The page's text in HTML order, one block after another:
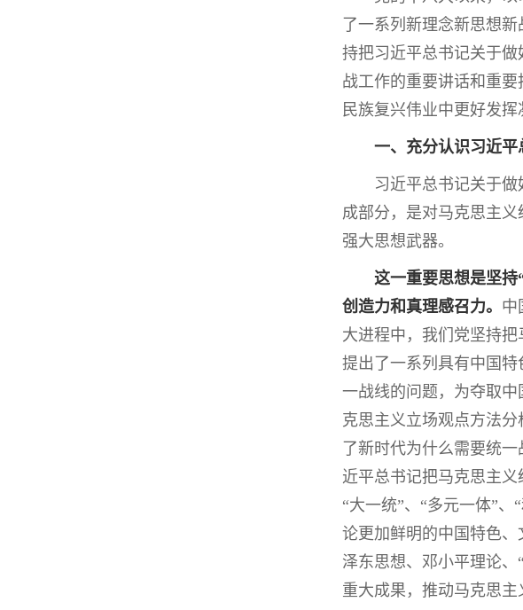
了一系列新理念新思想
持把习近平总书记关于
战工作的重要讲话和重
民族复兴伟业中更好发挥
一、充分认识习近
习近平总书记关于做好
成部分，是对马克思主
强大思想武器。
这一重要思想是坚
创造力和真理感召力。 中
大进程中，我们党坚持
提出了一系列具有中国
一战线的问题，为夺取
克思主义立场观点方法
了新时代为什么需要统
近平总书记把马克思主
“大一统”、“多元一体”
论更加鲜明的中国特色
泽东思想、邓小平理论
重大成果，推动马克思主